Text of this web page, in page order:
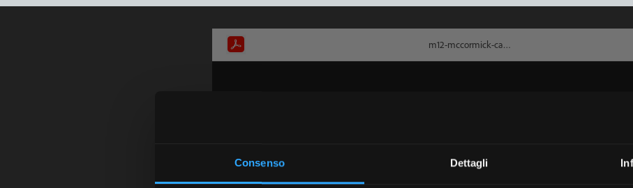
Consenso Dettagli